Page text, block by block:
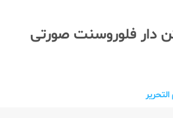
دار فلوروسنت صورتی